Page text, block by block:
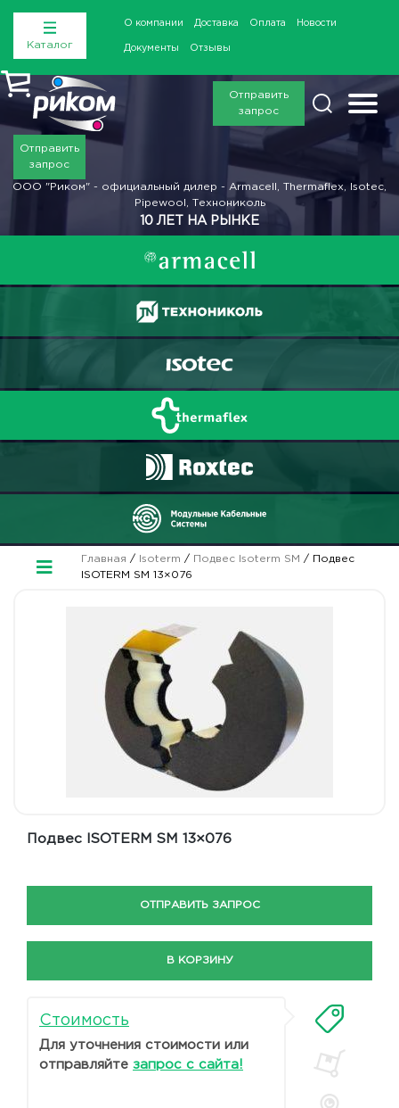
Каталог
О компании Доставка Оплата Новости
Документы Отзывы
Отправить
запрос
Отправить
запрос
ООО "Риком" - официальный дилер - Armacell, Thermaflex, Isotec,
Pipewool, Технониколь
10 ЛЕТ НА РЫНКЕ
Главная / Isoterm / Подвес Isoterm SM
/ Подвес
ISOTERM SM 13×076
Подвес ISOTERM SM 13×076
ОТПРАВИТЬ ЗАПРОС
В КОРЗИНУ
Стоимость
Для уточнения стоимости или
отправляйте запрос с сайта!